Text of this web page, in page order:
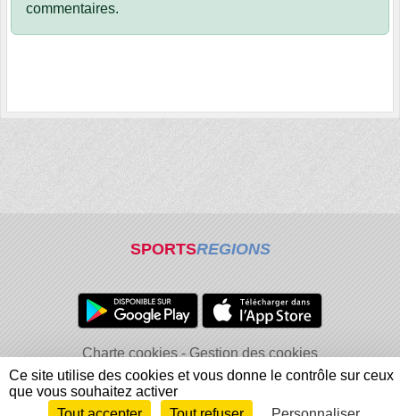
commentaires.
SPORTSREGIONS
Charte cookies
Gestion des cookies
Informations légales
Signaler un contenu inapproprié
Ce site utilise des cookies et vous donne le contrôle sur ceux
que vous souhaitez activer